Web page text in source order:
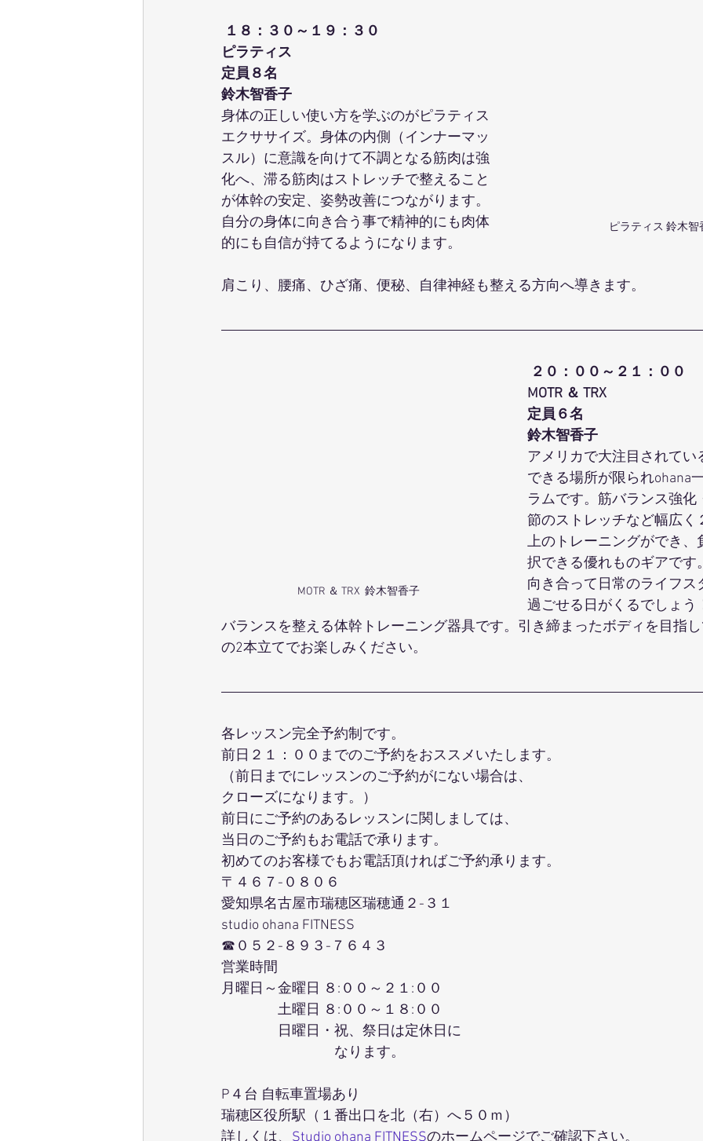
ピラティス 鈴木智
１８：３０～１９：３０
ピラティス
定員８名
鈴木智香子
身体の正しい使い方を学ぶのがピラティス
エクササイズ。身体の内側（インナーマッ
スル）に意識を向けて不調となる筋肉は強
化へ、滞る筋肉はストレッチで整えること
が体幹の安定、姿勢改善につながります。
自分の身体に向き合う事で精神的にも肉体
的にも自信が持てるようになります。
肩こり、腰痛、ひざ痛、便秘、自律神経も整える方向へ導きます。
MOTR ＆ TRX  鈴木智香子
２０：００～２１：００
MOTR ＆ TRX
定員６名
鈴木智香子
アメリカで大注目されてい
できる場所が限られohana
ラムです。筋バランス強化
節のストレッチなど幅広く
上のトレーニングができ、
択できる優れものギアです
向き合って日常のライフス
過ごせる日がくるでしょう
バランスを整える体幹トレーニング器具です。引き締まったボディを目指し
の2本立てでお楽しみください。
各レッスン完全予約制です。
前日２１：００までのご予約をおススメいたします。
（前日までにレッスンのご予約がにない場合は、
クローズになります。）
前日にご予約のあるレッスンに関しましては、
当日のご予約もお電話で承ります。
初めてのお客様でもお電話頂ければご予約承ります。
〒４６７-０８０６
愛知県名古屋市瑞穂区瑞穂通２-３１
studio ohana FITNESS
☎０５２-８９３-７６４３
営業時間
月曜日～金曜日 ８:００～２１:００
土曜日 ８:００～１８:００
日曜日・祝、祭日は定休日に
なります。
P４台 自転車置場あり
瑞穂区役所駅（１番出口を北（右）へ５０ｍ）
詳しくは、 Studio ohana FITNESSのホームページでご確認下さい。